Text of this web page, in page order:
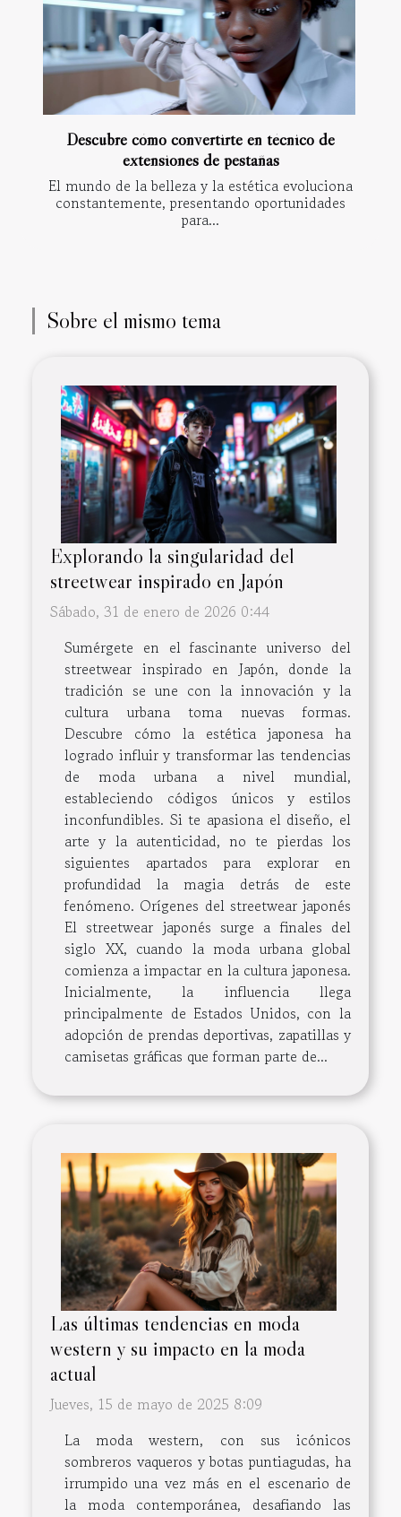
Descubre cómo convertirte en técnico de
extensiones de pestañas
El mundo de la belleza y la estética evoluciona
constantemente, presentando oportunidades
para...
Sobre el mismo tema
Explorando la singularidad del
streetwear inspirado en Japón
Sábado, 31 de enero de 2026 0:44
Sumérgete en el fascinante universo del
streetwear inspirado en Japón, donde la
tradición se une con la innovación y la
cultura urbana toma nuevas formas.
Descubre cómo la estética japonesa ha
logrado influir y transformar las tendencias
de moda urbana a nivel mundial,
estableciendo códigos únicos y estilos
inconfundibles. Si te apasiona el diseño, el
arte y la autenticidad, no te pierdas los
siguientes apartados para explorar en
profundidad la magia detrás de este
fenómeno. Orígenes del streetwear japonés
El streetwear japonés surge a finales del
siglo XX, cuando la moda urbana global
comienza a impactar en la cultura japonesa.
Inicialmente, la influencia llega
principalmente de Estados Unidos, con la
adopción de prendas deportivas, zapatillas y
camisetas gráficas que forman parte de...
Las últimas tendencias en moda
western y su impacto en la moda
actual
Jueves, 15 de mayo de 2025 8:09
La moda western, con sus icónicos
sombreros vaqueros y botas puntiagudas, ha
irrumpido una vez más en el escenario de
la moda contemporánea, desafiando las